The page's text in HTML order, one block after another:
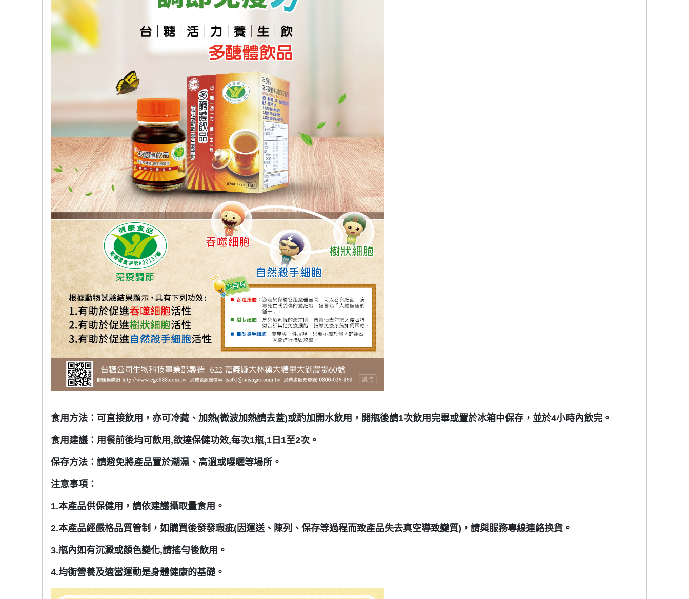
食用方法：可直接飲用，亦可冷藏、加熱(微波加熱請去蓋)或酌加開水飲用，開瓶後請1次飲用完畢或置於冰箱中保存，並於4小時內飲完。
食用建議：用餐前後均可飲用,欲達保健功效,每次1瓶,1日1至2次。
保存方法：請避免將產品置於潮濕、高溫或曝曬等場所。
注意事項：
1.本產品供保健用，請依建議攝取量食用。
2.本產品經嚴格品質管制，如購買後發發瑕疵(因運送、陳列、保存等過程而致產品失去真空導致變質)，請與服務專線連絡换貨。
3.瓶內如有沉澱或顏色變化,請搖勻後飲用。
4.均衡營養及適當運動是身體健康的基礎。